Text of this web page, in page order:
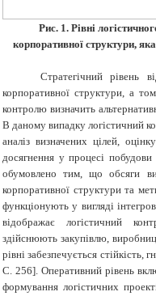
Рис. 1. Рівні
корпоративної структури,
Стратегічний рівень
корпоративної структури, а
контролю визначить
В даному випадку логістичний
аналіз визначених цілей,
досягнення у процесі побудови
обумовлено тим, що обсяги
корпоративної структури та
функціонують у вигляді
відображає логістичний
здійснюють закупівлю,
рівні забезпечується стійкість,
С. 256]. Оперативний рівень
формування логістичних